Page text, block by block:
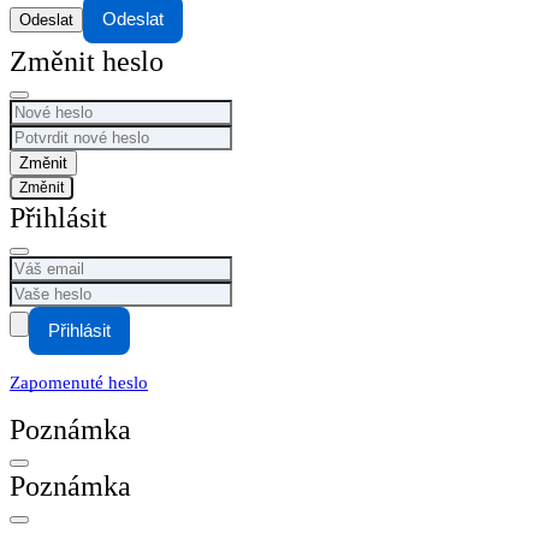
Odeslat
Změnit heslo
Změnit
Přihlásit
Přihlásit
Zapomenuté heslo
Poznámka
Poznámka